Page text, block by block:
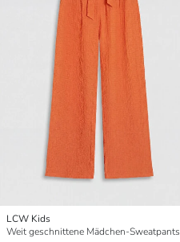
LCW Kids
Weit geschnittene Mädchen-Sweatpants